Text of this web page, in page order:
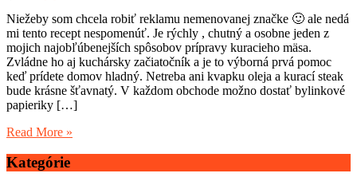
Niežeby som chcela robiť reklamu nemenovanej značke 🙂 ale nedá
mi tento recept nespomenúť. Je rýchly , chutný a osobne jeden z
mojich najobľúbenejších spôsobov prípravy kuracieho mäsa.
Zvládne ho aj kuchársky začiatočník a je to výborná prvá pomoc
keď prídete domov hladný. Netreba ani kvapku oleja a kurací steak
bude krásne šťavnatý. V každom obchode možno dostať bylinkové
papieriky […]
Read More »
Kategórie